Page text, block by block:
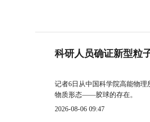
科研人员确证新型粒
记者6日从中国科学院高能物
物质形态——胶球的存在。
2026-08-06 09:47